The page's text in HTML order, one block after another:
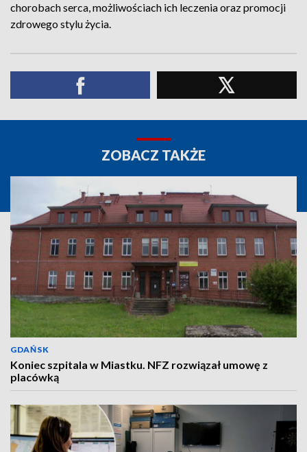
chorobach serca, możliwościach ich leczenia oraz promocji
zdrowego stylu życia.
ZOBACZ TAKŻE
GDAŃSK
Koniec szpitala w Miastku. NFZ rozwiązał umowę z
placówką